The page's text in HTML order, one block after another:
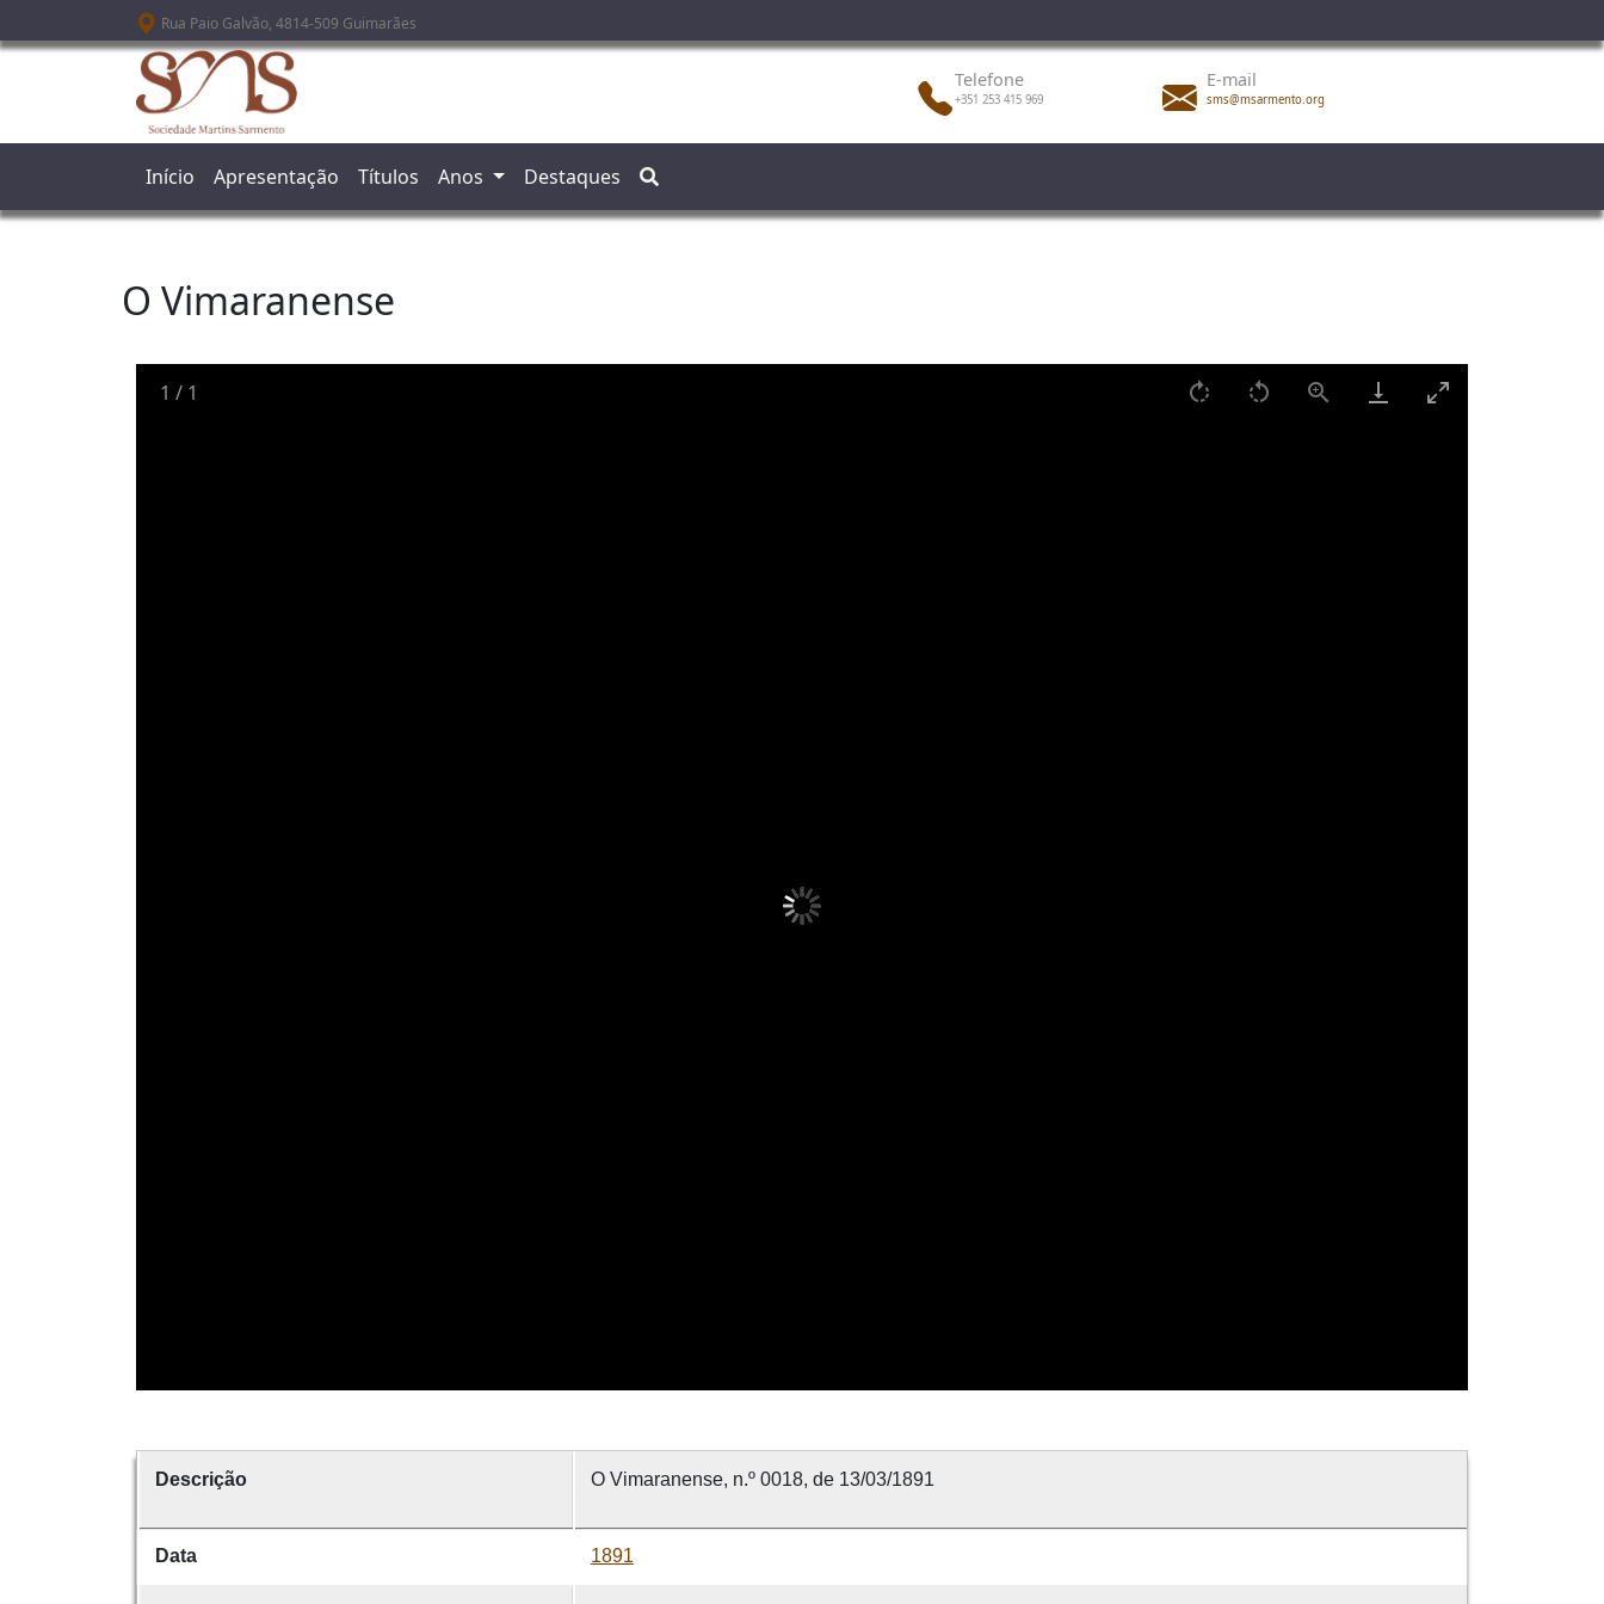
Passar para o conteúdo principal
Rua Paio Galvão, 4814-509 Guimarães
Telefone
+351 253 415 969
E-mail
sms@msarmento.org
Início Apresentação Títulos Anos Destaques
O Vimaranense
1 / 1
Descrição O Vimaranense, n.º 0018, de 13/03/1891
Data 1891